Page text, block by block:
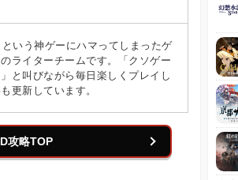
という神ゲーにハマってしまったゲ
ライターチームです。「クソゲー
と叫びながら毎日楽しくプレイし
更新しています。
攻略TOP